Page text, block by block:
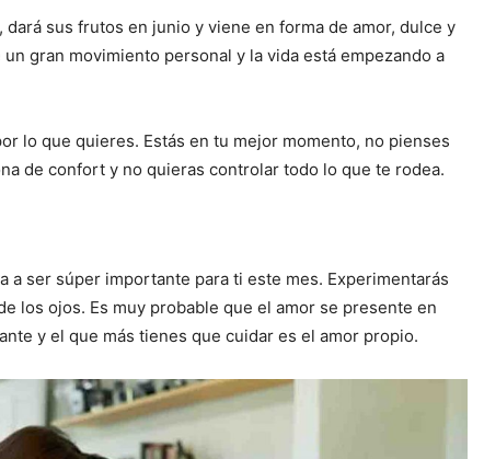
sus frutos en junio y viene en forma de amor, dulce y
gran movimiento personal y la vida está empezando a
lo que quieres. Estás en tu mejor momento, no pienses
de confort y no quieras controlar todo lo que te rodea.
a ser súper importante para ti este mes. Experimentarás
los ojos. Es muy probable que el amor se presente en
y el que más tienes que cuidar es el amor propio.